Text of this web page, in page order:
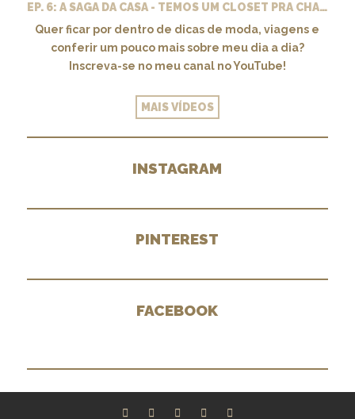
EP. 6: A SAGA DA CASA - TEMOS UM CLOSET PRA CHAMAR DE NOSSO + MARCENARIA E PAISAGISMO
Quer ficar por dentro de dicas de moda, viagens e
conferir um pouco mais sobre meu dia a dia?
Inscreva-se no meu canal no YouTube!
MAIS VÍDEOS
INSTAGRAM
PINTEREST
FACEBOOK